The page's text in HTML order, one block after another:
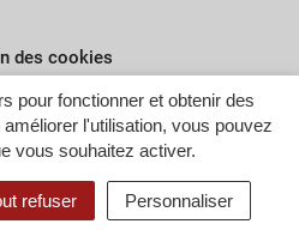
pour fonctionner et obtenir des
l'utilisation, vous pouvez
vous souhaitez activer.
refuser Personnaliser
des cookies
du site
confidentialité
Crédits